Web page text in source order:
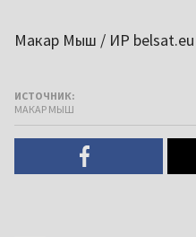
Макар Мыш / ИР belsat.eu
ИСТОЧНИК:
МАКАР МЫШ